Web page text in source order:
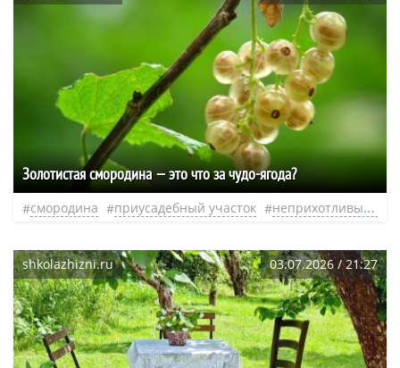
Золотистая смородина — это что за чудо-ягода?
смородина приусадебный участок неприхотливые растения
shkolazhizni.ru 03.07.2026 / 21:27